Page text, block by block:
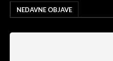
NEDAVNE OBJAVE